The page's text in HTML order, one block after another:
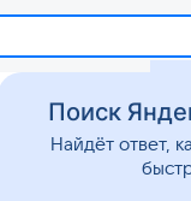
Дом Гороскопы
Поиск
Найдёт ответ,